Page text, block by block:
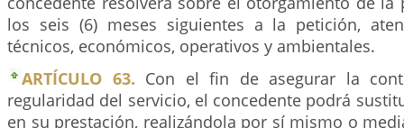
los seis (6) meses siguientes a la petición,
técnicos, económicos, operativos y ambientales.
ARTÍCULO 63. Con el fin de asegurar la
regularidad del servicio, el concedente podrá
en su prestación, realizándola por sí mismo o